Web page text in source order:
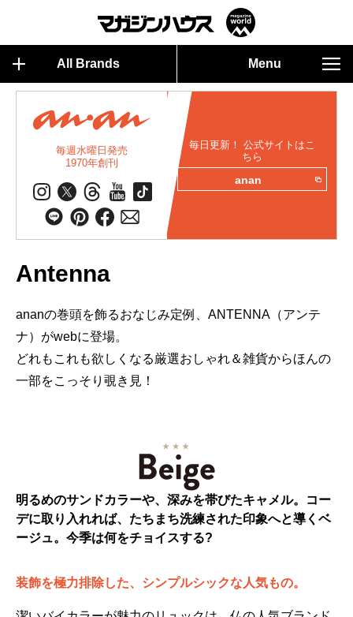
All Brands Menu
毎週水曜日発売
1970年創刊
毎日更新！ 公式サイトはこ
ちら
anan
Antenna
ananの巻頭を飾るおなじみ定例、ANTENNA（アンテ
ナ）がwebに登場。
どれもこれも欲しくなる厳選おしゃれ＆雑貨からほんの
一部をこっそり覗き見！
明るめのサンドカラーや、深みを帯びたキャメル。コー
デに取り入れれば、たちまち洗練された印象へと導くベ
ージュ。今季は何をチョイスする?
装飾を極力排除した、シンプルシックな人気もの。